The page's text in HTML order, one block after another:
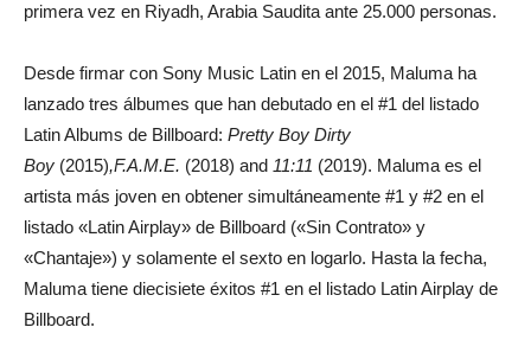
primera vez en Riyadh, Arabia Saudita ante 25.000 personas.
Desde firmar con Sony Music Latin en el 2015, Maluma ha
lanzado tres álbumes que han debutado en el #1 del listado
Latin Albums de Billboard: Pretty Boy Dirty
Boy (2015),F.A.M.E. (2018) and 11:11 (2019). Maluma es el
artista más joven en obtener simultáneamente #1 y #2 en el
listado «Latin Airplay» de Billboard («Sin Contrato» y
«Chantaje») y solamente el sexto en logarlo. Hasta la fecha,
Maluma tiene diecisiete éxitos #1 en el listado Latin Airplay de
Billboard.